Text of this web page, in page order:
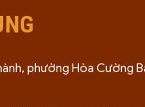
phường Hòa Cường